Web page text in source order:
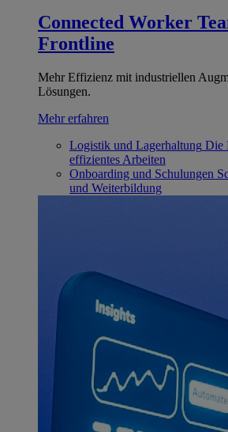
Connected Worker
Frontline
Mehr Effizienz mit industriellen
Lösungen.
Mehr erfahren
Logistik und Lagerhaltung Die
effizientes Arbeiten
Onboarding und Schulungen
und Weiterbildung